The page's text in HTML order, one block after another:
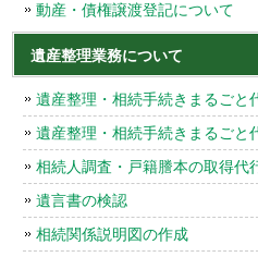
動産・債権譲渡登記について
遺産整理業務について
遺産整理・相続手続きまるごと
遺産整理・相続手続きまるごと
相続人調査・戸籍謄本の取得代
遺言書の検認
相続関係説明図の作成